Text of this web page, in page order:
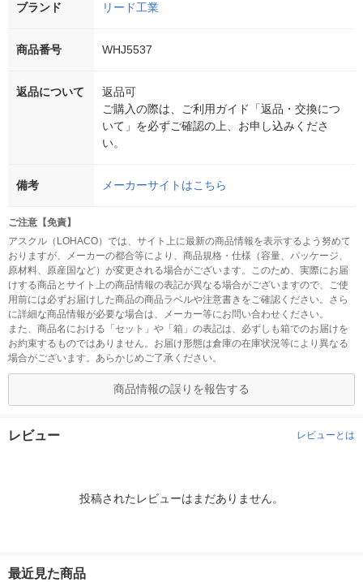
ブランド リード工業
商品番号 WHJ5537
返品について
返品可
ご購入の際は、ご利用ガイド「返品・交換につ
いて」を必ずご確認の上、お申し込みくださ
い。
備考 メーカーサイトはこちら
ご注意【免責】
アスクル（LOHACO）では、サイト上に最新の商品情報を表示するよう努めて
おりますが、メーカーの都合等により、商品規格・仕様（容量、パッケージ、
原材料、原産国など）が変更される場合がございます。このため、実際にお届
けする商品とサイト上の商品情報の表記が異なる場合がございますので、ご使
用前には必ずお届けした商品の商品ラベルや注意書きをご確認ください。さら
に詳細な商品情報が必要な場合は、メーカー等にお問い合わせください。
また、商品名における「セット」や「箱」の表記は、必ずしも箱でのお届けを
お約束するものではありません。お届け形態は倉庫の在庫状況等により異なる
場合がございます。あらかじめご了承ください。
商品情報の誤りを報告する
レビュー レビューとは
投稿されたレビューはまだありません。
最近見た商品